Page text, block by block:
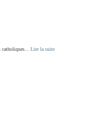
Lire la suite